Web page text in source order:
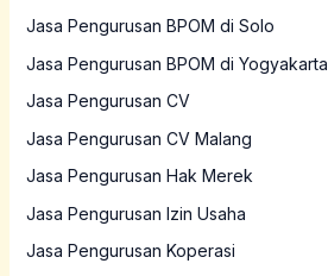
Jasa Pengurusan BPOM di Solo
Jasa Pengurusan BPOM di Yogyakarta
Jasa Pengurusan CV
Jasa Pengurusan CV Malang
Jasa Pengurusan Hak Merek
Jasa Pengurusan Izin Usaha
Jasa Pengurusan Koperasi